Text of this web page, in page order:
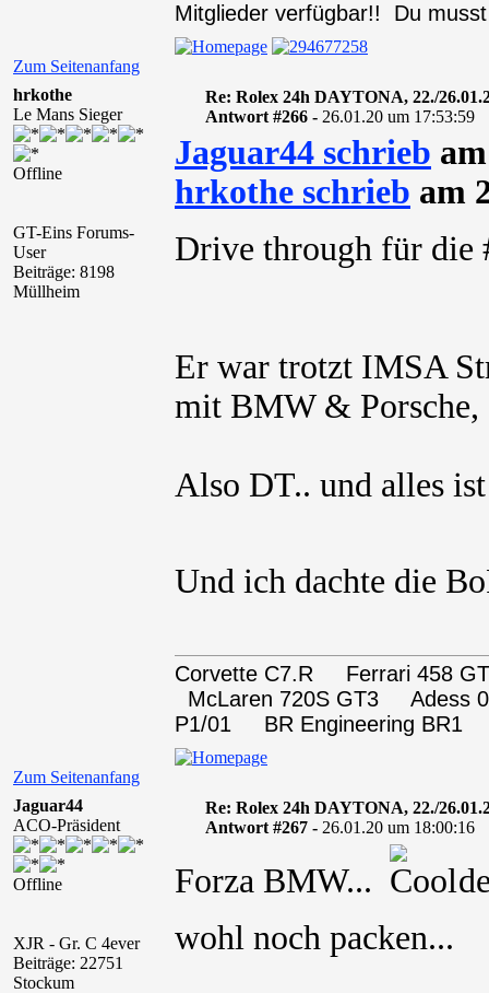
Zum Seitenanfang
Mitglieder verfügbar!! Du
hrkothe
Le Mans Sieger
Offline
GT-Eins Forums-
User
Beiträge: 8198
Müllheim
Re: Rolex 24h DAYTONA, 22./
Antwort #266 - 26.01.20 um 17:53:59
Jaguar44 schrieb
hrkothe schrieb am
Drive through für
Er war trotzt IMSA
mit BMW & Porsche,
Also DT.. und alles
Und ich dachte die
Zum Seitenanfang
Corvette C7.R Ferrari 458
McLaren 720S GT3
P1/01 BR Engineering BR1
Jaguar44
ACO-Präsident
Offline
XJR - Gr. C 4ever
Beiträge: 22751
Stockum
Re: Rolex 24h DAYTONA, 22./
Antwort #267 - 26.01.20 um 18:00:16
Forza BMW...
wohl noch